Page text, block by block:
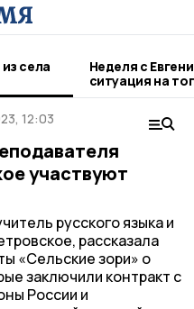
села
Неделя с
ситуация на
городе и
12:03
участвуют
русского языка и
рассказала
«Сельские зори» о
заключили контракт с
России и